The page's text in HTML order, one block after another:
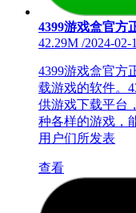
4399游戏盒官方
42.29M /2024-02-
4399游戏盒官方
载游戏的软件。
供游戏下载平台
种各样的游戏，
用户们所发表
查看